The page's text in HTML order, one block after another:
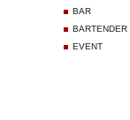
BAR
BARTENDER
EVENT